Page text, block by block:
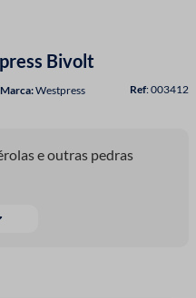
Bivolt
Westpress :003412
e outras pedras